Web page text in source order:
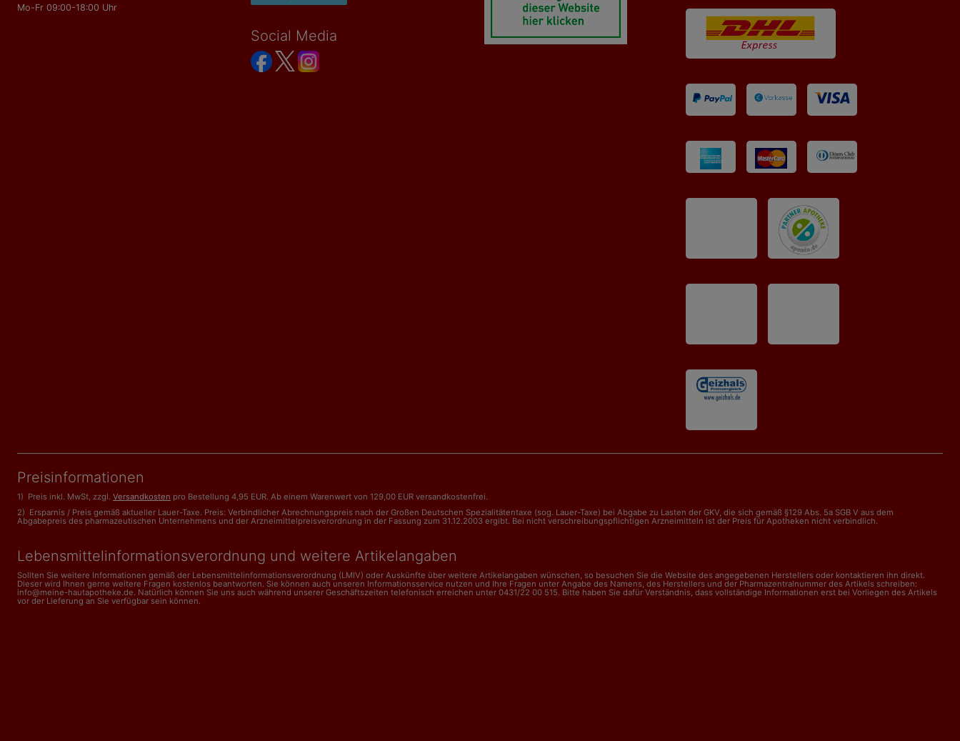
Mo-Fr 09:00-18:00 Uhr
Social Media
Preisinformationen
1) Preis inkl. MwSt, zzgl. Versandkosten pro Bestellung 4,95 EUR. Ab einem Warenwert von 129,00 EUR versandkostenfrei.
2) Ersparnis / Preis gemäß aktueller Lauer-Taxe. Preis: Verbindlicher Abrechnungspreis nach der Großen Deutschen Spezialitätentaxe (sog. Lauer-Taxe) bei Abgabe zu Lasten der GKV, die sich gemäß §129 Abs. 5a SGB V aus dem
Abgabepreis des pharmazeutischen Unternehmens und der Arzneimittelpreisverordnung in der Fassung zum 31.12.2003 ergibt. Bei nicht verschreibungspflichtigen Arzneimitteln ist der Preis für Apotheken nicht verbindlich.
Lebensmittelinformations­verordnung und weitere Artikelangaben
Sollten Sie weitere Informationen gemäß der Lebensmittel­informations­verordnung (LMIV) oder Auskünfte über weitere Artikelangaben wünschen, so besuchen Sie die Website des angegebenen Herstellers oder kontaktieren ihn direkt.
Dieser wird Ihnen gerne weitere Fragen kostenlos beantworten. Sie können auch unseren Informationsservice nutzen und Ihre Fragen unter Angabe des Namens, des Herstellers und der Pharmazentralnummer des Artikels schreiben:
info@meine-hautapotheke.de. Natürlich können Sie uns auch während unserer Geschäftszeiten telefonisch erreichen unter 0431/22 00 515. Bitte haben Sie dafür Verständnis, dass vollständige Informationen erst bei Vorliegen des Artikels
vor der Lieferung an Sie verfügbar sein können.